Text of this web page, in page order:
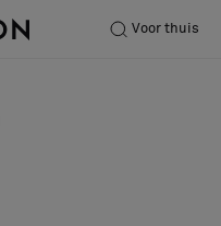
Voor thuis